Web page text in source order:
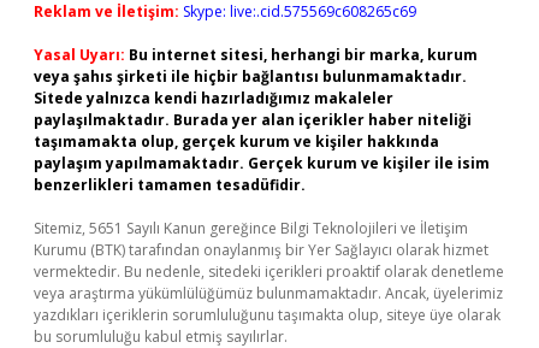
Reklam ve İletişim: Skype: live:.cid.575569c608265c69
Yasal Uyarı: Bu internet sitesi, herhangi bir marka, kurum
veya şahıs şirketi ile hiçbir bağlantısı bulunmamaktadır.
Sitede yalnızca kendi hazırladığımız makaleler
paylaşılmaktadır. Burada yer alan içerikler haber niteliği
taşımamakta olup, gerçek kurum ve kişiler hakkında
paylaşım yapılmamaktadır. Gerçek kurum ve kişiler ile isim
benzerlikleri tamamen tesadüfidir.
Sitemiz, 5651 Sayılı Kanun gereğince Bilgi Teknolojileri ve İletişim
Kurumu (BTK) tarafından onaylanmış bir Yer Sağlayıcı olarak hizmet
vermektedir. Bu nedenle, sitedeki içerikleri proaktif olarak denetleme
veya araştırma yükümlülüğümüz bulunmamaktadır. Ancak, üyelerimiz
yazdıkları içeriklerin sorumluluğunu taşımakta olup, siteye üye olarak
bu sorumluluğu kabul etmiş sayılırlar.